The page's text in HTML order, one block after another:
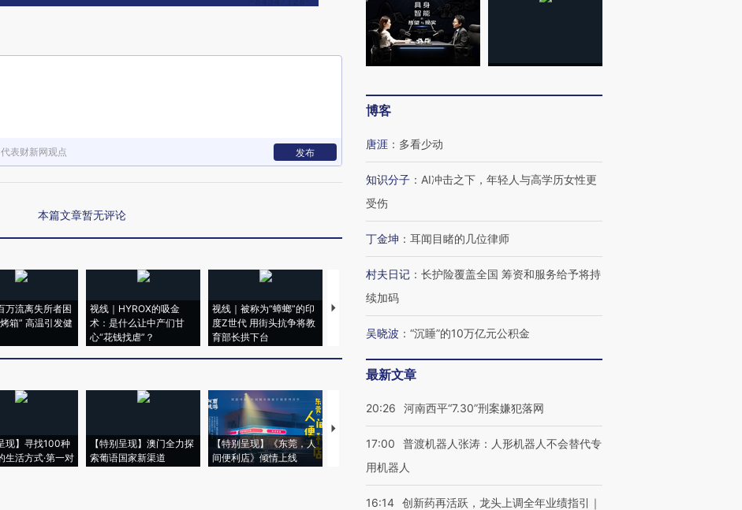
表财新网观点 发布
本篇文章暂无评论
万流离失所者困
箱” 高温引发健
视线｜HYROX的吸金
术：是什么让中产们甘
心“花钱找虐”？
视线｜被称为“蟑螂”的印
度Z世代 用街头抗争将教
育部长拱下台
视线｜“入侵”还是“人道危
飞地休达
4000人
现】寻找100种
生活方式·第一对
【特别呈现】澳门全力探
索葡语国家新渠道
【特别呈现】《东莞，人
间便利店》倾情上线
【推广】走进第四届链博
会，让数智科技“链”接产
【特别呈现】寻找100种
【商旅对话】华住集团
CFO：不靠规模取胜，华
博客
唐涯 ： 多看少动
知识分子 ： AI冲击之下，年轻人与高学历女性更
受伤
丁金坤 ： 耳闻目睹的几位律师
村夫日记 ： 长护险覆盖全国 筹资和服务给予将持
续加码
吴晓波 ： “沉睡”的10万亿元公积金
最新文章
20:26 河南西平“7.30”刑案嫌犯落网
17:00
普渡机器人张涛：人形机器人不会替代专
用机器人
16:14 创新药再活跃，龙头上调全年业绩指引｜